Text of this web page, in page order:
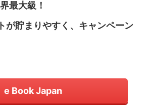
最大級！
が貯まりやすく、キャンペーン
e Book Japan